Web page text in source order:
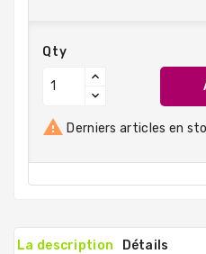
Qty
 Derniers articles en
La description Détails